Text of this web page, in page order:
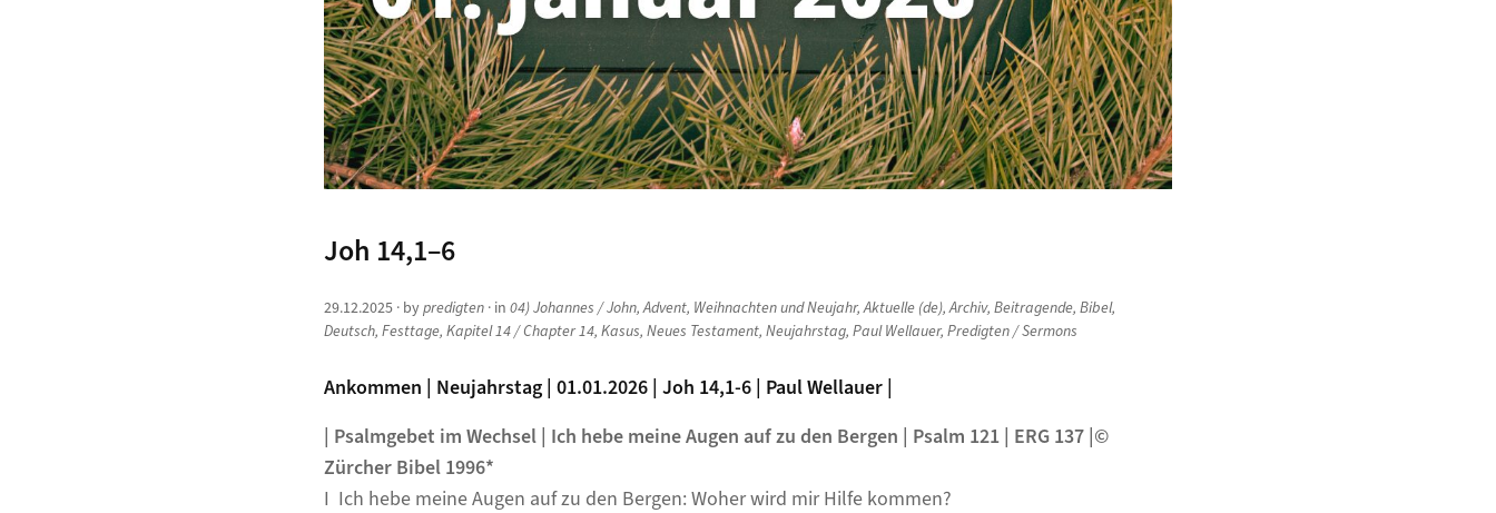
Joh 14,1–6
29.12.2025 · bypredigten · in 04) Johannes / John,Advent, Weihnachten und Neujahr,Aktuelle (de),Archiv, Beitragende, Bibel,
Deutsch, Festtage, Kapitel 14 / Chapter 14, Kasus, Neues Testament, Neujahrstag, Paul Wellauer, Predigten / Sermons
Ankommen | Neujahrstag | 01.01.2026 | Joh 14,1-6 | Paul Wellauer |
| Psalmgebet im Wechsel | Ich hebe meine Augen auf zu den Bergen | Psalm 121 | ERG 137 |©
Zürcher Bibel 1996*
I Ich hebe meine Augen auf zu den Bergen: Woher wird mir Hilfe kommen?